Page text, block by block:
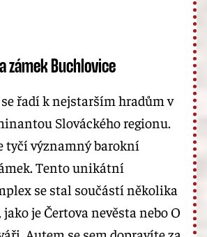
zámek Buchlovice
řadí k nejstarším hradům v
Slováckého regionu.
tyčí významný barokní
Tento unikátní
se stal součástí několika
je Čertova nevěsta nebo O